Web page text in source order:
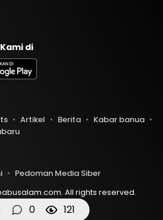
0 121
di
Artikel Berita
Kabar banua
Pedoman Media Siber
All rights reserved.